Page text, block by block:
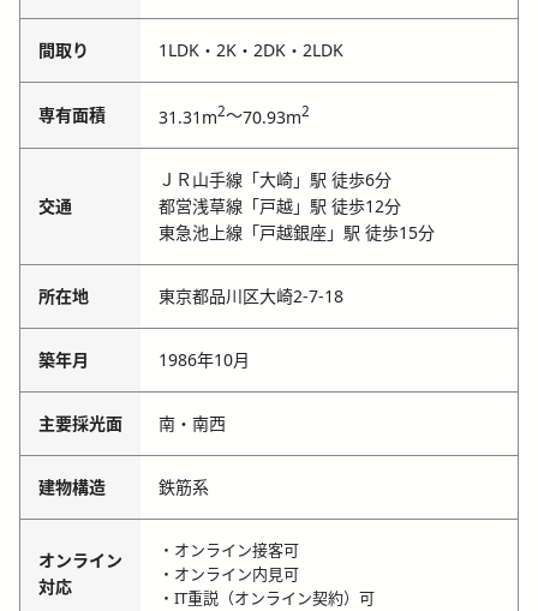
間取り 1LDK・2K・2DK・2LDK
専有面積 31.31m2～70.93m2
交通
ＪＲ山手線「大崎」駅 徒歩6分
都営浅草線「戸越」駅 徒歩12分
東急池上線「戸越銀座」駅 徒歩15分
所在地 東京都品川区大崎2-7-18
築年月 1986年10月
主要採光面 南・南西
建物構造 鉄筋系
オンライン
対応
・オンライン接客可
・オンライン内見可
・IT重説（オンライン契約）可